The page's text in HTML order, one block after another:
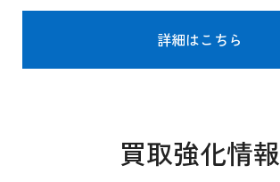
詳細はこちら
買取強化情報